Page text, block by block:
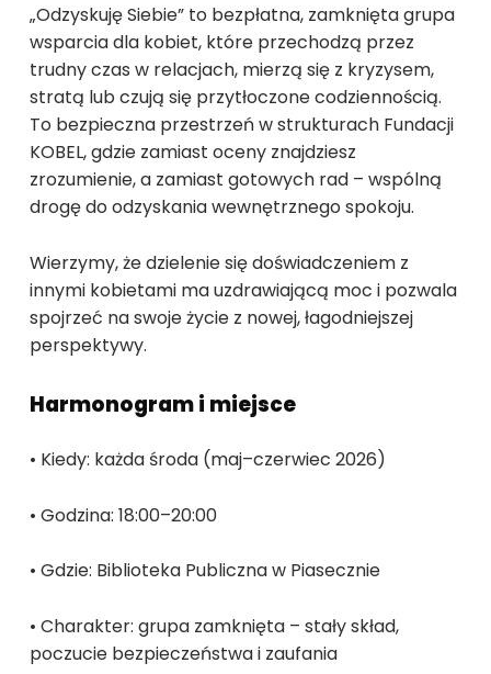
„Odzyskuję Siebie” to bezpłatna, zamknięta grupa
wsparcia dla kobiet, które przechodzą przez
trudny czas w relacjach, mierzą się z kryzysem,
stratą lub czują się przytłoczone codziennością.
To bezpieczna przestrzeń w strukturach Fundacji
KOBEL, gdzie zamiast oceny znajdziesz
zrozumienie, a zamiast gotowych rad – wspólną
drogę do odzyskania wewnętrznego spokoju.
Wierzymy, że dzielenie się doświadczeniem z
innymi kobietami ma uzdrawiającą moc i pozwala
spojrzeć na swoje życie z nowej, łagodniejszej
perspektywy.
Harmonogram i miejsce
• Kiedy: każda środa (maj–czerwiec 2026)
• Godzina: 18:00–20:00
• Gdzie: Biblioteka Publiczna w Piasecznie
• Charakter: grupa zamknięta – stały skład,
poczucie bezpieczeństwa i zaufania